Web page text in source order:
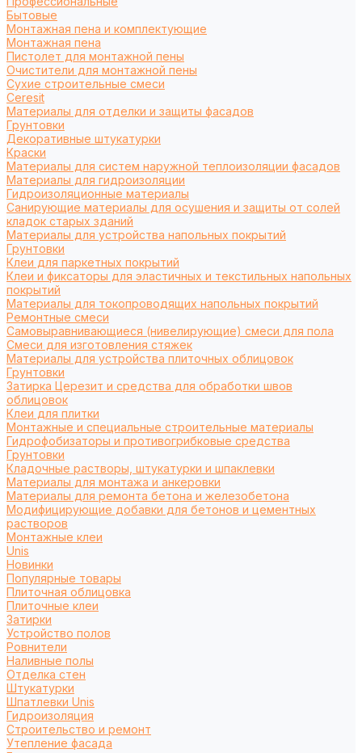
Бытовые
Монтажная пена и комплектующие
Монтажная пена
Пистолет для монтажной пены
Очистители для монтажной пены
Сухие строительные смеси
Ceresit
Материалы для отделки и защиты фасадов
Грунтовки
Декоративные штукатурки
Краски
Материалы для систем наружной теплоизоляции фасадов
Материалы для гидроизоляции
Гидроизоляционные материалы
Санирующие материалы для осушения и защиты от солей
кладок старых зданий
Материалы для устройства напольных покрытий
Грунтовки
Клеи для паркетных покрытий
Клеи и фиксаторы для эластичных и текстильных напольных
покрытий
Материалы для токопроводящих напольных покрытий
Ремонтные смеси
Самовыравнивающиеся (нивелирующие) смеси для пола
Смеси для изготовления стяжек
Материалы для устройства плиточных облицовок
Грунтовки
Затирка Церезит и средства для обработки швов
облицовок
Клеи для плитки
Монтажные и специальные строительные материалы
Гидрофобизаторы и противогрибковые средства
Грунтовки
Кладочные растворы, штукатурки и шпаклевки
Материалы для монтажа и анкеровки
Материалы для ремонта бетона и железобетона
Модифицирующие добавки для бетонов и цементных
растворов
Монтажные клеи
Unis
Новинки
Популярные товары
Плиточная облицовка
Плиточные клеи
Затирки
Устройство полов
Ровнители
Наливные полы
Отделка стен
Штукатурки
Шпатлевки Unis
Гидроизоляция
Строительство и ремонт
Утепление фасада